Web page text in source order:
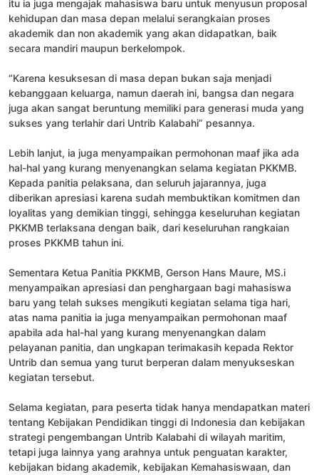
itu ia juga mengajak mahasiswa baru untuk menyusun proposal
kehidupan dan masa depan melalui serangkaian proses
akademik dan non akademik yang akan didapatkan, baik
secara mandiri maupun berkelompok.
“Karena kesuksesan di masa depan bukan saja menjadi
kebanggaan keluarga, namun daerah ini, bangsa dan negara
juga akan sangat beruntung memiliki para generasi muda yang
sukses yang terlahir dari Untrib Kalabahi” pesannya.
Lebih lanjut, ia juga menyampaikan permohonan maaf jika ada
hal-hal yang kurang menyenangkan selama kegiatan PKKMB.
Kepada panitia pelaksana, dan seluruh jajarannya, juga
diberikan apresiasi karena sudah membuktikan komitmen dan
loyalitas yang demikian tinggi, sehingga keseluruhan kegiatan
PKKMB terlaksana dengan baik, dari keseluruhan rangkaian
proses PKKMB tahun ini.
Sementara Ketua Panitia PKKMB, Gerson Hans Maure, MS.i
menyampaikan apresiasi dan penghargaan bagi mahasiswa
baru yang telah sukses mengikuti kegiatan selama tiga hari,
atas nama panitia ia juga menyampaikan permohonan maaf
apabila ada hal-hal yang kurang menyenangkan dalam
pelayanan panitia, dan ungkapan terimakasih kepada Rektor
Untrib dan semua yang turut berperan dalam menyukseskan
kegiatan tersebut.
Selama kegiatan, para peserta tidak hanya mendapatkan materi
tentang Kebijakan Pendidikan tinggi di Indonesia dan kebijakan
strategi pengembangan Untrib Kalabahi di wilayah maritim,
tetapi juga lainnya yang arahnya untuk penguatan karakter,
kebijakan bidang akademik, kebijakan Kemahasiswaan, dan